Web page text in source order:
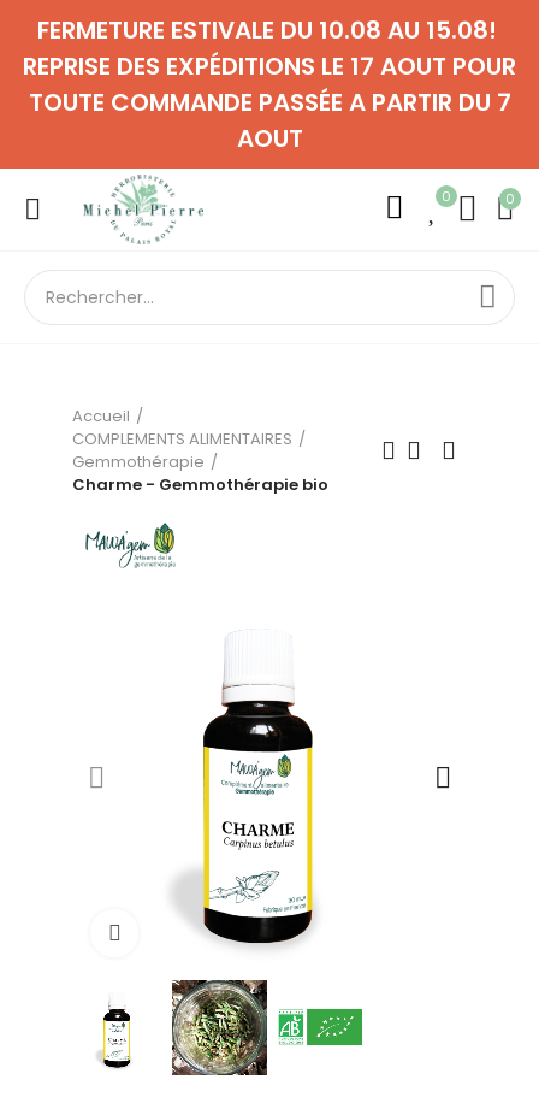
FERMETURE ESTIVALE DU 10.08 AU 15.08!
REPRISE DES EXPÉDITIONS LE 17 AOUT POUR
TOUTE COMMANDE PASSÉE A PARTIR DU 7
AOUT
0 0
Accueil
COMPLEMENTS ALIMENTAIRES
Gemmothérapie
Charme - Gemmothérapie bio
Click to enlarge